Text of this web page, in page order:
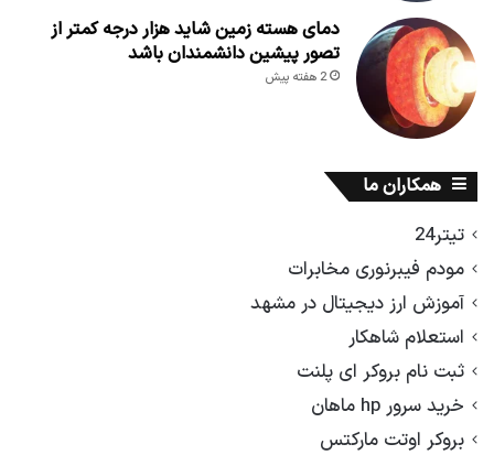
دمای هسته زمین شاید هزار درجه کمتر از
تصور پیشین دانشمندان باشد
2 هفته پیش
همکاران ما
تیتر24
مودم فیبرنوری مخابرات
آموزش ارز دیجیتال در مشهد
استعلام شاهکار
ثبت نام بروکر ای پلنت
خرید سرور hp ماهان
بروکر اوتت مارکتس